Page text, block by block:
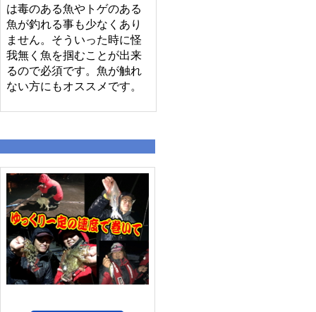
は毒のある魚やトゲのある
魚が釣れる事も少なくあり
ません。そういった時に怪
我無く魚を掴むことが出来
るので必須です。魚が触れ
ない方にもオススメです。